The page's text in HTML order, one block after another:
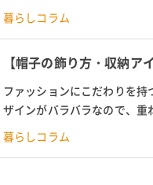
す。 ですが、いざ真似して盛
暮らしコラム
【帽子の飾り方・収納
ファッションにこだわりを
ザインがバラバラなので、
す。 そこで今回は、帽子の型
暮らしコラム